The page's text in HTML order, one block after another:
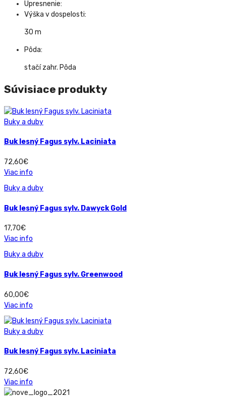
Upresnenie:
Výška v dospelosti:
30 m
Pôda:
stačí zahr. Pôda
Súvisiace produkty
Buky a duby
Buk lesný Fagus sylv. Laciniata
72,60€
Viac info
Buky a duby
Buk lesný Fagus sylv. Dawyck Gold
17,70€
Viac info
Buky a duby
Buk lesný Fagus sylv. Greenwood
60,00€
Viac info
Buky a duby
Buk lesný Fagus sylv. Laciniata
72,60€
Viac info